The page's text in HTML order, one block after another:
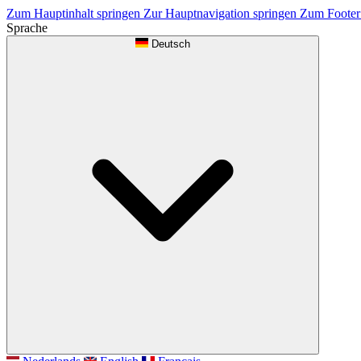
Zum Hauptinhalt springen Zur Hauptnavigation springen Zum
Sprache
Deutsch